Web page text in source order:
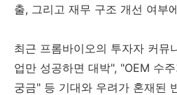
출, 그리고 재무 구조 개선 여부
최근 프롬바이오의 투자자 커뮤
업만 성공하면 대박", "OEM 수
궁금" 등 기대와 우려가 혼재된